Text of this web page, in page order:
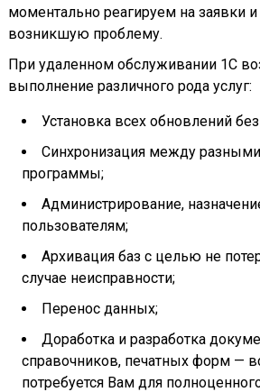
моментально реагируем на заявки
возникшую проблему.
При удаленном обслуживании 1С
выполнение различного рода услуг:
Установка всех обновлений
Синхронизация между
программы;
Администрирование,
пользователям;
Архивация баз с целью не
случае неисправности;
Перенос данных;
Доработка и разработка
справочников, печатных форм —
потребуется Вам для